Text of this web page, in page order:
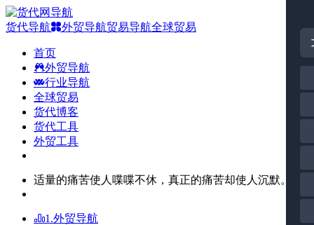
货代导航 外贸导航贸易导航全球贸易
首页
外贸导航
行业导航
全球贸易
货代博客
货代工具
外贸工具
适量的痛苦使人喋喋不休，真正的痛苦却使人沉默。
1.外贸导航